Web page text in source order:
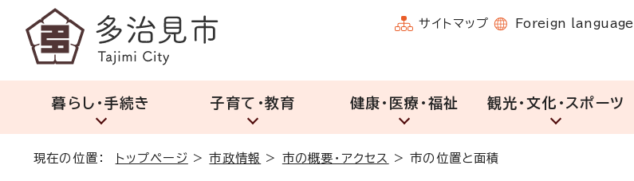
サイトマップ Foreign language
暮らし・手続き 子育て・教育 健康・医療・福祉 観光・文化・スポーツ
現在の位置： トップページ >市政情報 > 市の概要・アクセス >市の位置と面積